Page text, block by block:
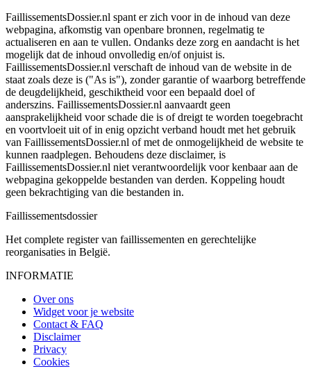
FaillissementsDossier.nl spant er zich voor in de inhoud van deze
webpagina, afkomstig van openbare bronnen, regelmatig te
actualiseren en aan te vullen. Ondanks deze zorg en aandacht is het
mogelijk dat de inhoud onvolledig en/of onjuist is.
FaillissementsDossier.nl verschaft de inhoud van de website in de
staat zoals deze is ("As is"), zonder garantie of waarborg betreffende
de deugdelijkheid, geschiktheid voor een bepaald doel of
anderszins. FaillissementsDossier.nl aanvaardt geen
aansprakelijkheid voor schade die is of dreigt te worden toegebracht
en voortvloeit uit of in enig opzicht verband houdt met het gebruik
van FaillissementsDossier.nl of met de onmogelijkheid de website te
kunnen raadplegen. Behoudens deze disclaimer, is
FaillissementsDossier.nl niet verantwoordelijk voor kenbaar aan de
webpagina gekoppelde bestanden van derden. Koppeling houdt
geen bekrachtiging van die bestanden in.
Faillissementsdossier
Het complete register van faillissementen en gerechtelijke
reorganisaties in België.
INFORMATIE
Over ons
Widget voor je website
Contact & FAQ
Disclaimer
Privacy
Cookies